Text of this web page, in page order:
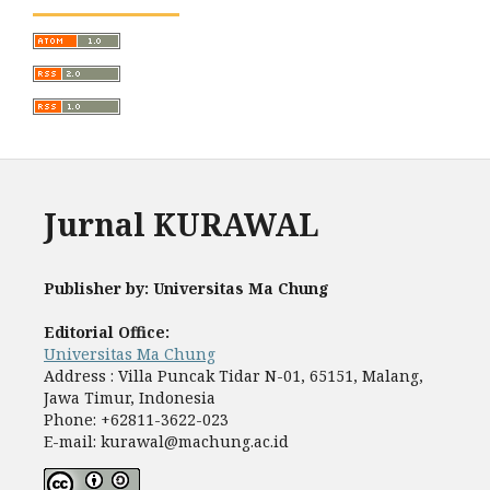
Jurnal KURAWAL
Publisher by: Universitas Ma Chung
Editorial Office:
Universitas Ma Chung
Address : Villa Puncak Tidar N-01, 65151, Malang,
Jawa Timur, Indonesia
Phone: +62811-3622-023
E-mail: kurawal@machung.ac.id